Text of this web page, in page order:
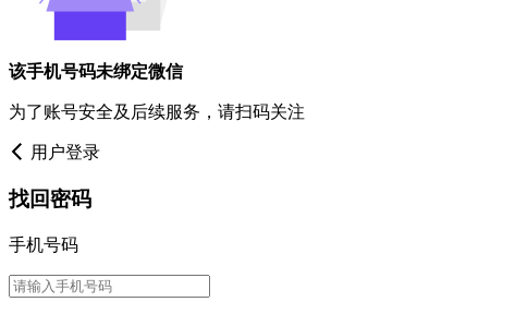
该手机号码未绑定微信
为了账号安全及后续服务，请扫码关注
用户登录
找回密码
手机号码